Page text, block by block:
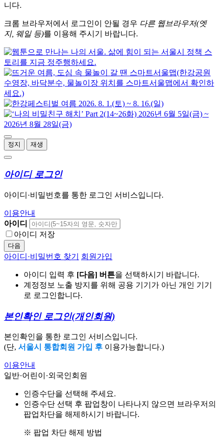
니다.
크롬 브라우저에서 로그인이 안될 경우 다른 웹브라우저(엣
지, 웨일 등)를 이용해 주시기 바랍니다.
정지 재생
아이디 로그인
아이디·비밀번호를 통한 로그인 서비스입니다.
이용안내
아이디
아이디 저장
다음
아이디·비밀번호 찾기 회원가입
아이디 입력 후 [다음] 버튼을 선택하시기 바랍니다.
계정정보 노출 방지를 위해 공용 기기가 아닌 개인 기기
로 로그인합니다.
본인확인 로그인(개인회원)
본인확인을 통한 로그인 서비스입니다.
(단, 서울시 통합회원 가입 후 이용가능합니다.)
이용안내
일반·어린이·외국인회원
인증수단을 선택해 주세요.
인증수단 선택 후 팝업창이 나타나지 않으면 브라우저의
팝업차단을 해제하시기 바랍니다.
※ 팝업 차단 해제 방법